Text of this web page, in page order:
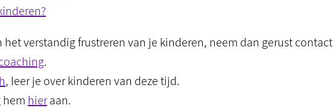
verstandig frustreren van je kinderen, neem dan gerust contact
.
, leer je over kinderen van deze tijd.
hem hieraan.